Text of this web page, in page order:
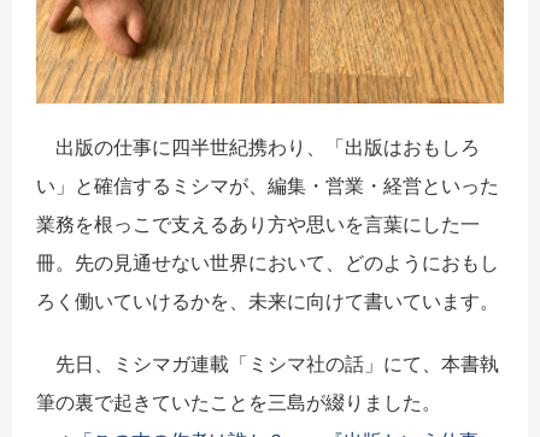
出版の仕事に四半世紀携わり、「出版はおもしろ
い」と確信するミシマが、編集・営業・経営といった
業務を根っこで支えるあり方や思いを言葉にした一
冊。先の見通せない世界において、どのようにおもし
ろく働いていけるかを、未来に向けて書いています。
先日、ミシマガ連載「ミシマ社の話」にて、本書執
筆の裏で起きていたことを三島が綴りました。